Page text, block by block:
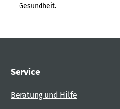
Gesundheit.
Service
Beratung und Hilfe